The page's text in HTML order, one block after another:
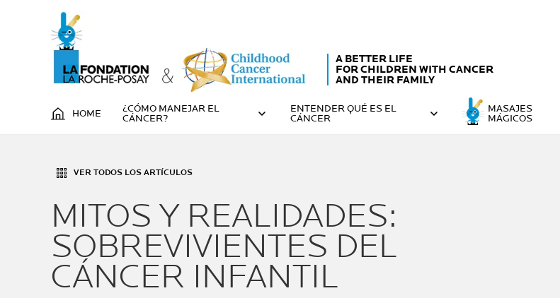
A BETTER LIFE
FOR CHILDREN WITH CANCER
AND THEIR FAMILY
HOME
¿CÓMO MANEJAR EL
CÁNCER?
ENTENDER QUÉ ES EL
CÁNCER
MASAJES
MÁGICOS
VER TODOS LOS ARTÍCULOS
MITOS Y REALIDADES:
SOBREVIVIENTES DEL
CÁNCER INFANTIL